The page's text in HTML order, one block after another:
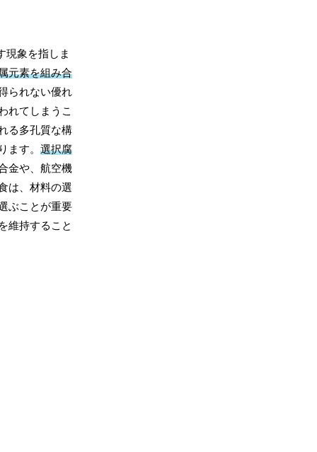
現象を指しま
元素を組み合
られない優れ
れてしまうこ
る多孔質な構
ます。 選択腐
金や、航空機
は、材料の選
ぶことが重要
維持すること